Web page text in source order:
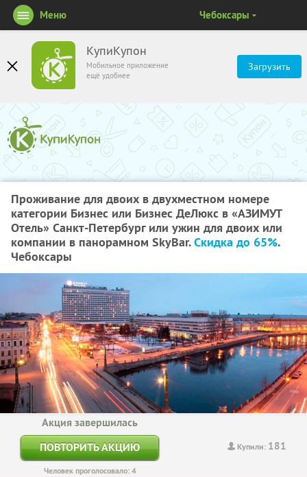
КупиКупон
Мобильное приложение
ещё удобнее
Загрузить
Меню Чебоксары
Проживание для двоих в двухместном номере
категории Бизнес или Бизнес ДеЛюкс в «АЗИМУТ
Отель» Санкт-Петербург или ужин для двоих или
компании в панорамном SkyBаr.Скидка до 65%.
Чебоксары
Купили: 181
Акция завершилась
ПОВТОРИТЬ АКЦИЮ
Человек проголосовало: 4